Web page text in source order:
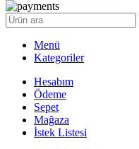
Menü
Kategoriler
Hesabım
Ödeme
Sepet
Mağaza
İstek Listesi